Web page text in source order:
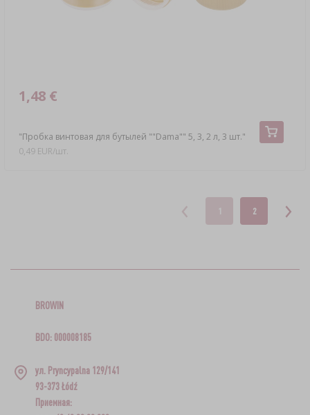
"Пробка винтовая для бутылей ""Dama"" 5, 3, 2 л, 3 шт."
1,48 €
0,49 EUR/шт.
1 2
BROWIN
BDO: 000008185
ул. Pryncypalna 129/141
93-373 Łódź
Приемная: